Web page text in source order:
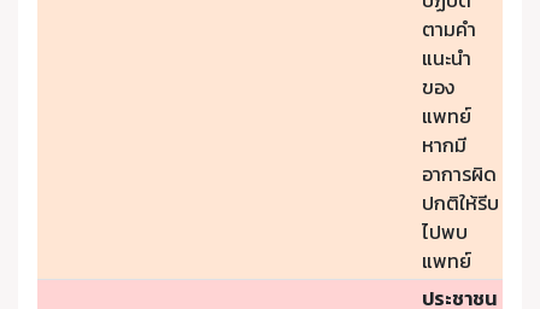
ตามคำ
แนะนำ
ของ
แพทย์
หากมี
อาการผิด
ปกติให้รีบ
ไปพบ
แพทย์
ประชาชน